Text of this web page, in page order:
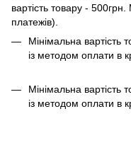
вартість товару -
платежів).
Мінімальна
із методом оплати в
Мінімальна
із методом оплати в